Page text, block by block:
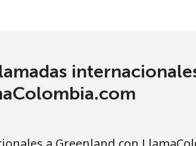
19 min por ⁦$5⁩